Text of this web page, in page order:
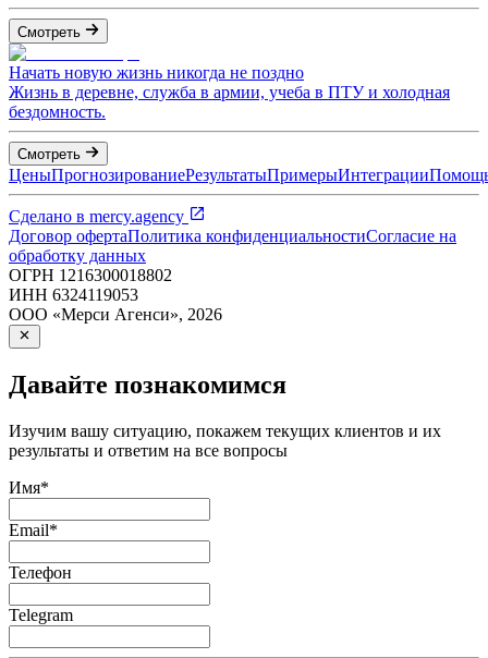
Смотреть
Начать новую жизнь никогда не поздно
Жизнь в деревне, служба в армии, учеба в ПТУ и холодная
бездомность.
Смотреть
ЦеныПрогнозированиеРезультатыПримерыИнтеграции
Сделано в mercy.agency
Договор офертаПолитика конфиденциальностиСогласие на
обработку данных
ОГРН 1216300018802
ИНН 6324119053
ООО «Мерси Агенси», 2026
Давайте познакомимся
Изучим вашу ситуацию, покажем текущих клиентов и их
результаты и ответим на все вопросы
Имя*
Email*
Телефон
Telegram